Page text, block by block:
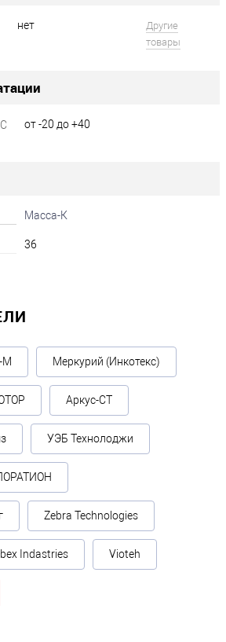
нет
Другие
товары
от -20 до +40
Масса-К
36
М Меркурий (Инкотекс)
Аркус-СТ
УЭБ Технолоджи
Zebra Technologies
Indastries Vioteh